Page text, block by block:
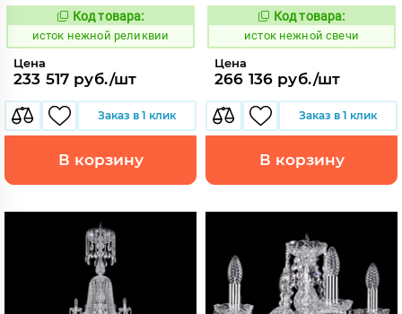
Код:
586205
Код товара:
исток нежной реликвии
Цена
233 517 руб./шт
Заказ в 1 клик
В корзину
Код:
586209
Код товара:
исток нежной свечи
Цена
266 136 руб./шт
Заказ в 1 клик
В корзину